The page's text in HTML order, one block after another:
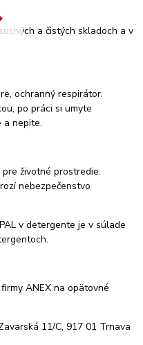
a čistých skladoch a v
ochranný respirátor.
po práci si umyte
a nepite.
životné prostredie.
nebezpečenstvo
v detergente je v súlade
ANEX na opätovné
11/C, 917 01 Trnava